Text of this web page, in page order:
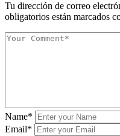
Tu dirección de correo
obligatorios están marcados
Name*
Email*